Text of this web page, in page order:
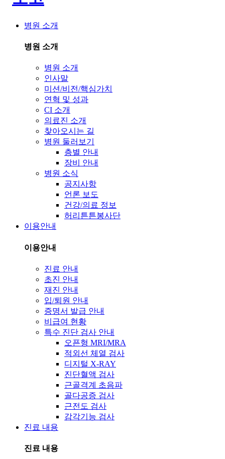
병원 소개
병원 소개
병원 소개
인사말
미션/비전/핵심가치
연혁 및 성과
CI 소개
의료진 소개
찾아오시는 길
병원 둘러보기
층별 안내
장비 안내
병원 소식
공지사항
언론 보도
건강/의료 정보
허리튼튼봉사단
이용안내
이용안내
진료 안내
초진 안내
재진 안내
입/퇴원 안내
증명서 발급 안내
비급여 현황
특수 진단 검사 안내
오픈형 MRI/MRA
적외선 체열 검사
디지털 X-RAY
진단혈액 검사
근골격계 초음파
골다공증 검사
근전도 검사
감각기능 검사
진료 내용
진료 내용